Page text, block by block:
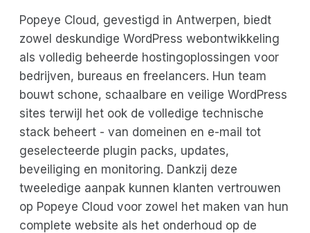
Popeye Cloud, gevestigd in Antwerpen, biedt
zowel deskundige WordPress webontwikkeling
als volledig beheerde hostingoplossingen voor
bedrijven, bureaus en freelancers. Hun team
bouwt schone, schaalbare en veilige WordPress
sites terwijl het ook de volledige technische
stack beheert - van domeinen en e-mail tot
geselecteerde plugin packs, updates,
beveiliging en monitoring. Dankzij deze
tweeledige aanpak kunnen klanten vertrouwen
op Popeye Cloud voor zowel het maken van hun
complete website als het onderhoud op de